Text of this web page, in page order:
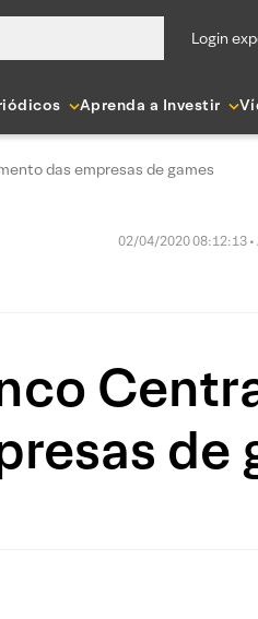
login
Aprenda a Investir
das empresas de games
02/04/2020 08:12:13
de